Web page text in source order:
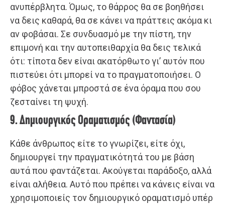
ανυπέρβλητα. Όμως, το θάρρος θα σε βοηθήσει
να δεις καθαρά, θα σε κάνει να πράττεις ακόμα κι
αν φοβάσαι. Σε συνδυασμό με την πίστη, την
επιμονή και την αυτοπειθαρχία θα δεις τελικά
ότι: τίποτα δεν είναι ακατόρθωτο γι’ αυτόν που
πιστεύει ότι μπορεί να το πραγματοποιήσει. Ο
φόβος χάνεται μπροστά σε ένα όραμα που σου
ζεσταίνει τη ψυχή.
9. Δημιουργικός Οραματισμός (Φαντασία)
Κάθε άνθρωπος είτε το γνωρίζει, είτε όχι,
δημιουργεί την πραγματικότητά του με βάση
αυτά που φαντάζεται. Ακούγεται παράδοξο, αλλά
είναι αλήθεια. Αυτό που πρέπει να κάνεις είναι να
χρησιμοποιείς τον δημιουργικό οραματισμό υπέρ